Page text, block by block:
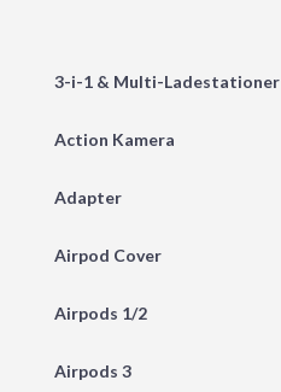
3-i-1 & Multi-Ladestationer
Action Kamera
Adapter
Airpod Cover
Airpods 1/2
Airpods 3